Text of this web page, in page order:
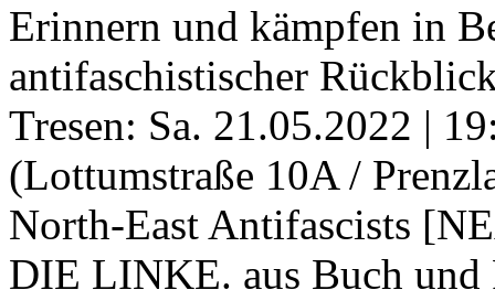
Erinnern und kämpfen in
antifaschistischer
Tresen: Sa. 21.05.2022 |
(Lottumstraße 10A /
North-East Antifascists
DIE LINKE. aus Buch